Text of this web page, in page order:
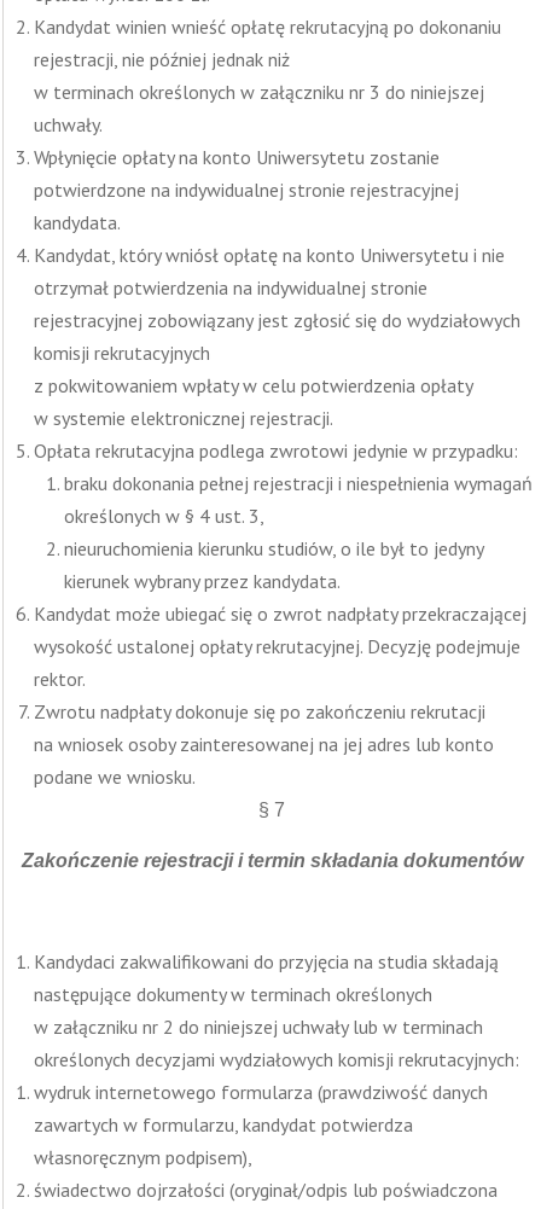
Kandydat winien wnieść opłatę rekrutacyjną po dokonaniu
rejestracji, nie później jednak niż
w terminach określonych w załączniku nr 3 do niniejszej
uchwały.
Wpłynięcie opłaty na konto Uniwersytetu zostanie
potwierdzone na indywidualnej stronie rejestracyjnej
kandydata.
Kandydat, który wniósł opłatę na konto Uniwersytetu i nie
otrzymał potwierdzenia na indywidualnej stronie
rejestracyjnej zobowiązany jest zgłosić się do wydziałowych
komisji rekrutacyjnych
z pokwitowaniem wpłaty w celu potwierdzenia opłaty
w systemie elektronicznej rejestracji.
Opłata rekrutacyjna podlega zwrotowi jedynie w przypadku:
braku dokonania pełnej rejestracji i niespełnienia wymagań
określonych w § 4 ust. 3,
nieuruchomienia kierunku studiów, o ile był to jedyny
kierunek wybrany przez kandydata.
Kandydat może ubiegać się o zwrot nadpłaty przekraczającej
wysokość ustalonej opłaty rekrutacyjnej. Decyzję podejmuje
rektor.
Zwrotu nadpłaty dokonuje się po zakończeniu rekrutacji
na wniosek osoby zainteresowanej na jej adres lub konto
podane we wniosku.
§ 7
Zakończenie rejestracji i termin składania dokumentów
Kandydaci zakwalifikowani do przyjęcia na studia składają
następujące dokumenty w terminach określonych
w załączniku nr 2 do niniejszej uchwały lub w terminach
określonych decyzjami wydziałowych komisji rekrutacyjnych:
wydruk internetowego formularza (prawdziwość danych
zawartych w formularzu, kandydat potwierdza
własnoręcznym podpisem),
świadectwo dojrzałości (oryginał/odpis lub poświadczona